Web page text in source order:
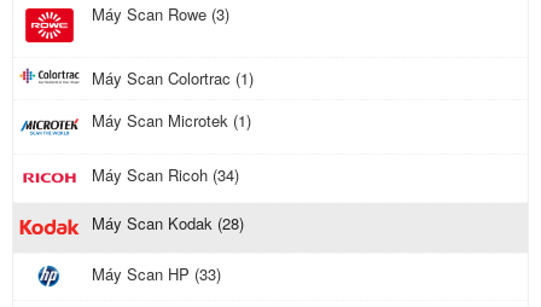
Máy Scan Rowe (3)
Máy Scan Colortrac (1)
Máy Scan Microtek (1)
Máy Scan Ricoh (34)
Máy Scan Kodak (28)
Máy Scan HP (33)